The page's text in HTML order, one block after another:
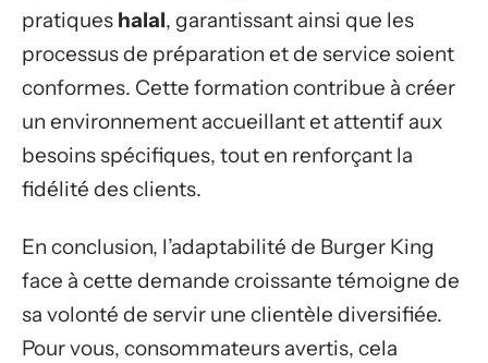
pratiques halal, garantissant ainsi que les
processus de préparation et de service soient
conformes. Cette formation contribue à créer
un environnement accueillant et attentif aux
besoins spécifiques, tout en renforçant la
fidélité des clients.
En conclusion, l’adaptabilité de Burger King
face à cette demande croissante témoigne de
sa volonté de servir une clientèle diversifiée.
Pour vous, consommateurs avertis, cela